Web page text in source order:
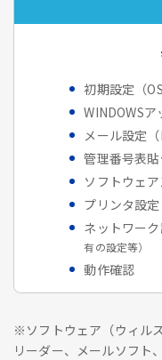
初期設定（
WINDOWSア
メール設定（
管理番号表貼
ソフトウェ
プリンタ設定
ネットワー
有の設定等）
動作確認
※ソフトウェア（ウィル
リーダー、メールソフト